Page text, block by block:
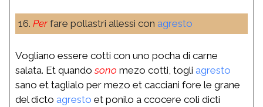
16. Perfare pollastri allessi con agresto
Vogliano essere cotti con uno pocha di carne
salata. Et quandosono mezo cotti, togli agresto
sano et taglialo per mezo et cacciani fore le grane
del dicto agresto et ponilo a ccocere coli dicti